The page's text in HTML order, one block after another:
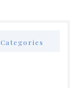
Categories